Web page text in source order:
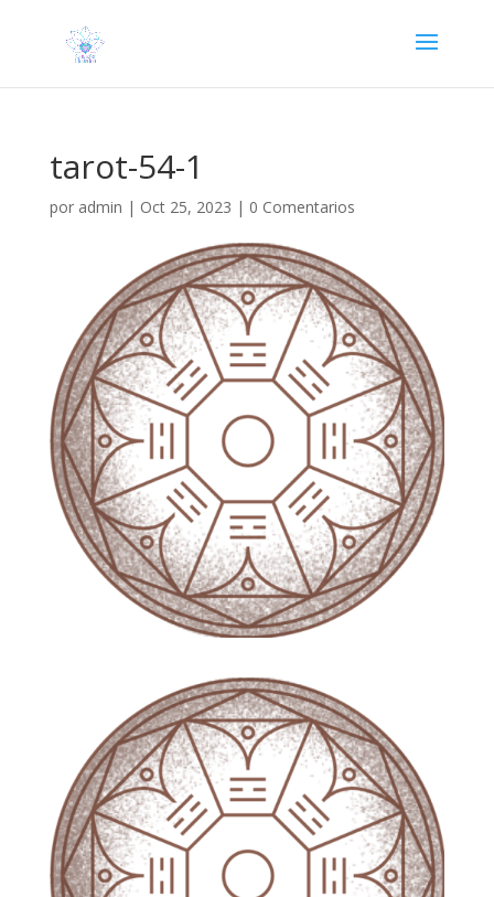
tarot-54-1
por admin | Oct 25, 2023 | 0 Comentarios